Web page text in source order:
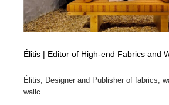
Élitis | Editor of High-end Fabrics and
Élitis, Designer and Publisher of fabrics,
wallc...